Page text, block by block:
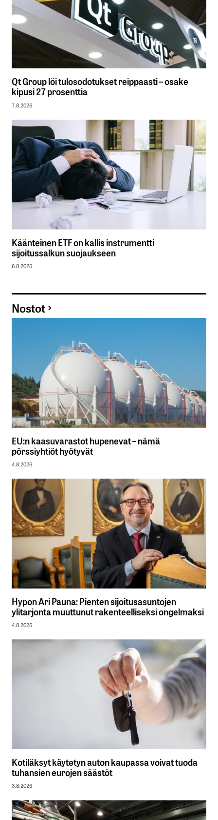
Qt Group löi tulosodotukset reippaasti – osake
kipusi 27 prosenttia
7.8.2026
Käänteinen ETF on kallis instrumentti
sijoitussalkun suojaukseen
6.8.2026
Nostot
EU:n kaasuvarastot hupenevat – nämä
pörssiyhtiöt hyötyvät
4.8.2026
Hypon Ari Pauna: Pienten sijoitusasuntojen
ylitarjonta muuttunut rakenteelliseksi ongelmaksi
4.8.2026
Kotiläksyt käytetyn auton kaupassa voivat tuoda
tuhansien eurojen säästöt
3.8.2026